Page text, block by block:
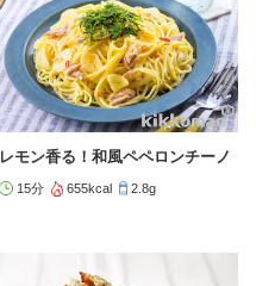
レモン香る！和風ペペロンチーノ
15分 655kcal 2.8g